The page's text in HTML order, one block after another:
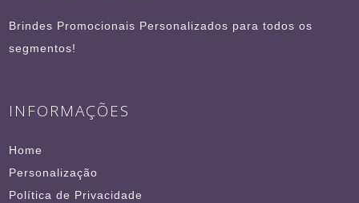
Brindes Promocionais Personalizados para todos os
segmentos!
INFORMAÇÕES
Home
Personalização
Política de Privacidade